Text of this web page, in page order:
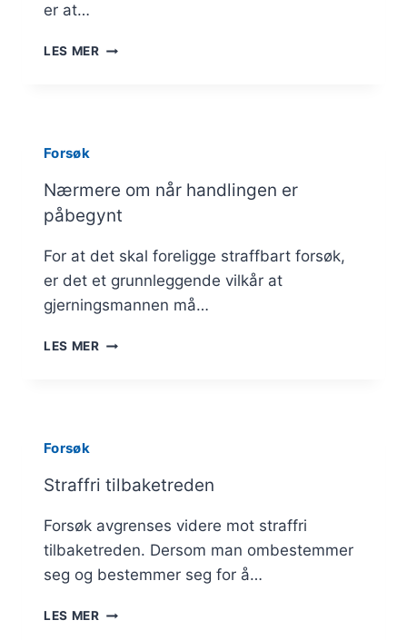
er at…
LES MERFORSØK
Forsøk
Nærmere om når handlingen er
påbegynt
For at det skal foreligge straffbart forsøk,
er det et grunnleggende vilkår at
gjerningsmannen må…
LES MERNÆRMERE
Forsøk
Straffri tilbaketreden
Forsøk avgrenses videre mot straffri
tilbaketreden. Dersom man ombestemmer
seg og bestemmer seg for å…
LES MERSTRAFFRI